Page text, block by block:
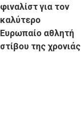
φιναλίστ για τον
καλύτερο
Ευρωπαίο αθλητή
στίβου της χρονιάς